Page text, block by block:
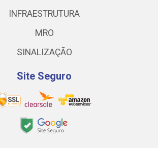
INFRAESTRUTURA
MRO
SINALIZAÇÃO
Site Seguro